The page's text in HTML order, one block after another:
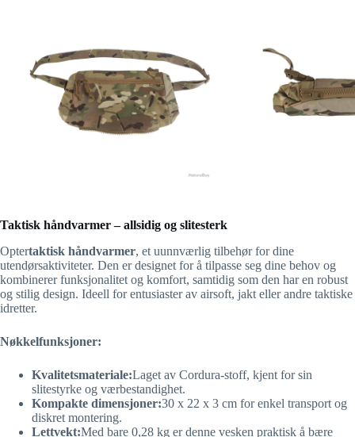
Taktisk håndvarmer – allsidig og slitesterk
Optertaktisk håndvarmer, et uunnværlig tilbehør for dine
utendørsaktiviteter. Den er designet for å tilpasse seg dine behov og
kombinerer funksjonalitet og komfort, samtidig som den har en robust
og stilig design. Ideell for entusiaster av airsoft, jakt eller andre taktiske
idretter.
Nøkkelfunksjoner:
Kvalitetsmateriale:Laget av Cordura-stoff, kjent for sin
slitestyrke og værbestandighet.
Kompakte dimensjoner:30 x 22 x 3 cm for enkel transport og
diskret montering.
Lettvekt:Med bare 0,28 kg er denne vesken praktisk å bære